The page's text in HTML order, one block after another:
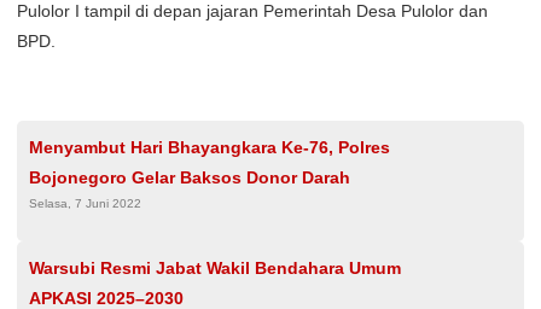
Pulolor I tampil di depan jajaran Pemerintah Desa Pulolor dan
BPD.
Menyambut Hari Bhayangkara Ke-76, Polres
Bojonegoro Gelar Baksos Donor Darah
Selasa, 7 Juni 2022
Warsubi Resmi Jabat Wakil Bendahara Umum
APKASI 2025–2030